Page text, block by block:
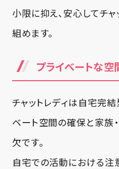
小限に抑え、安心してチ
組めます。
プライベートな
チャットレディは自宅完
ベート空間の確保と家族
欠です。
自宅での活動における注